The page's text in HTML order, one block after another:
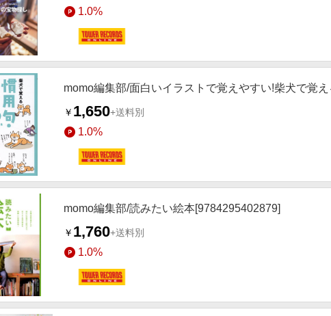
1.0%
momo編集部/面白いイラストで覚えやすい!柴犬で覚
￥ 1,650+送料別
1.0%
momo編集部/読みたい絵本[9784295402879]
￥ 1,760+送料別
1.0%